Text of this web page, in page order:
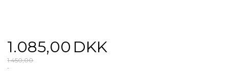
1.085,00 DKK
1.450,00